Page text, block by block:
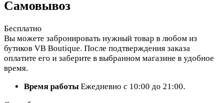
Самовывоз
Бесплатно
Вы можете забронировать нужный товар в любом из
бутиков VB Boutique. После подтверждения заказа
оплатите его и заберите в выбранном магазине в удобное
время.
Время работы Ежедневно с 10:00 до 21:00.